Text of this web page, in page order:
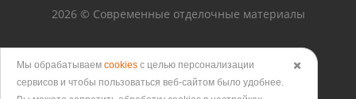
2026 © Современные отделочные материалы
Версия для печати
✖️
Мы обрабатываем cookies с целью персонализации
сервисов и чтобы пользоваться веб-сайтом было удобнее.